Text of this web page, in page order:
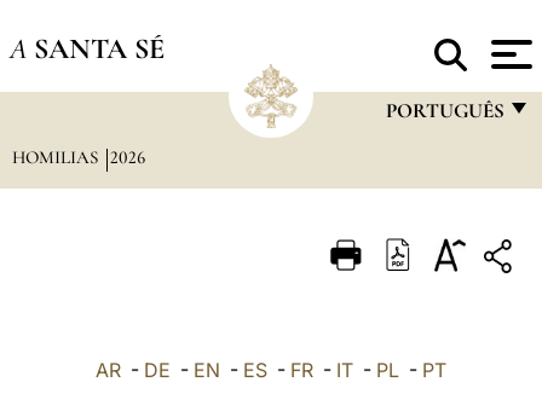
A SANTA SÉ
PORTUGUÊS
ITALIANO
HOMILIAS 2026
AR - DE - EN - ES - FR - IT - PL - PT